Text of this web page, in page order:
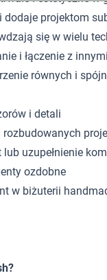
projektom
się w wielu
i łączenie z
równych i
i detali
uzupełnienie
ozdobne
w biżuterii